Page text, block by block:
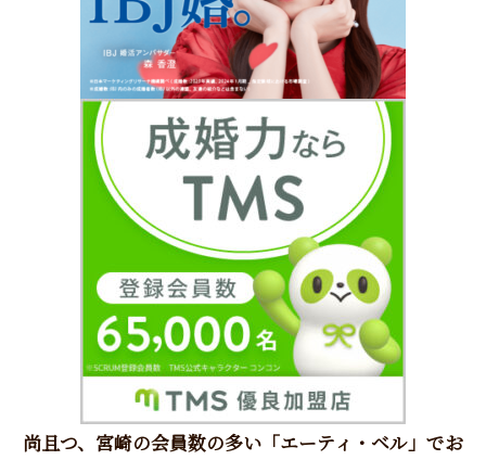
尚且つ、宮崎の会員数の多い「エーティ・ベル」でお